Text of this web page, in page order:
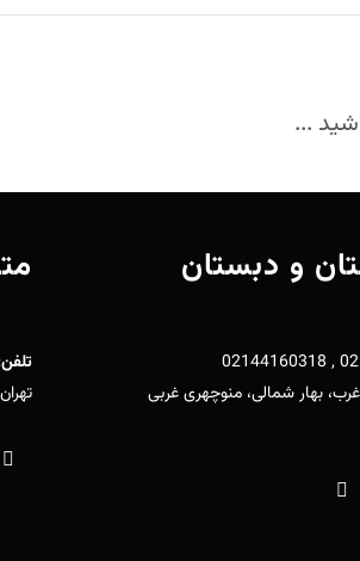
...
و دبستان
غرب، بهار شمالی، منوچهری غربی